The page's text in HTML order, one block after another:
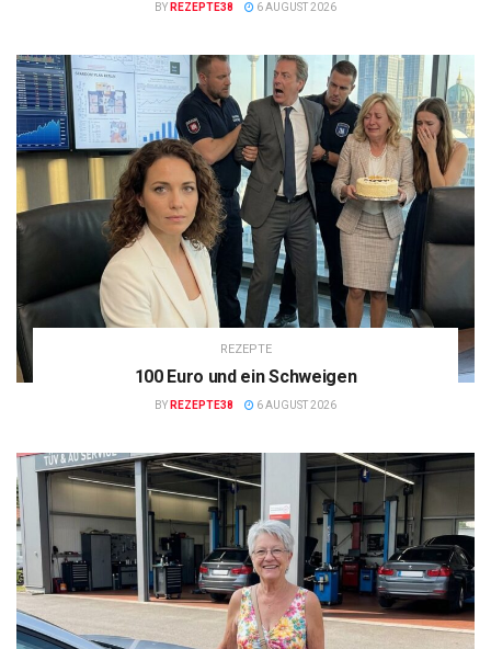
BY REZEPTE38 6 AUGUST 2026
REZEPTE
100 Euro und ein Schweigen
BY REZEPTE38 6 AUGUST 2026